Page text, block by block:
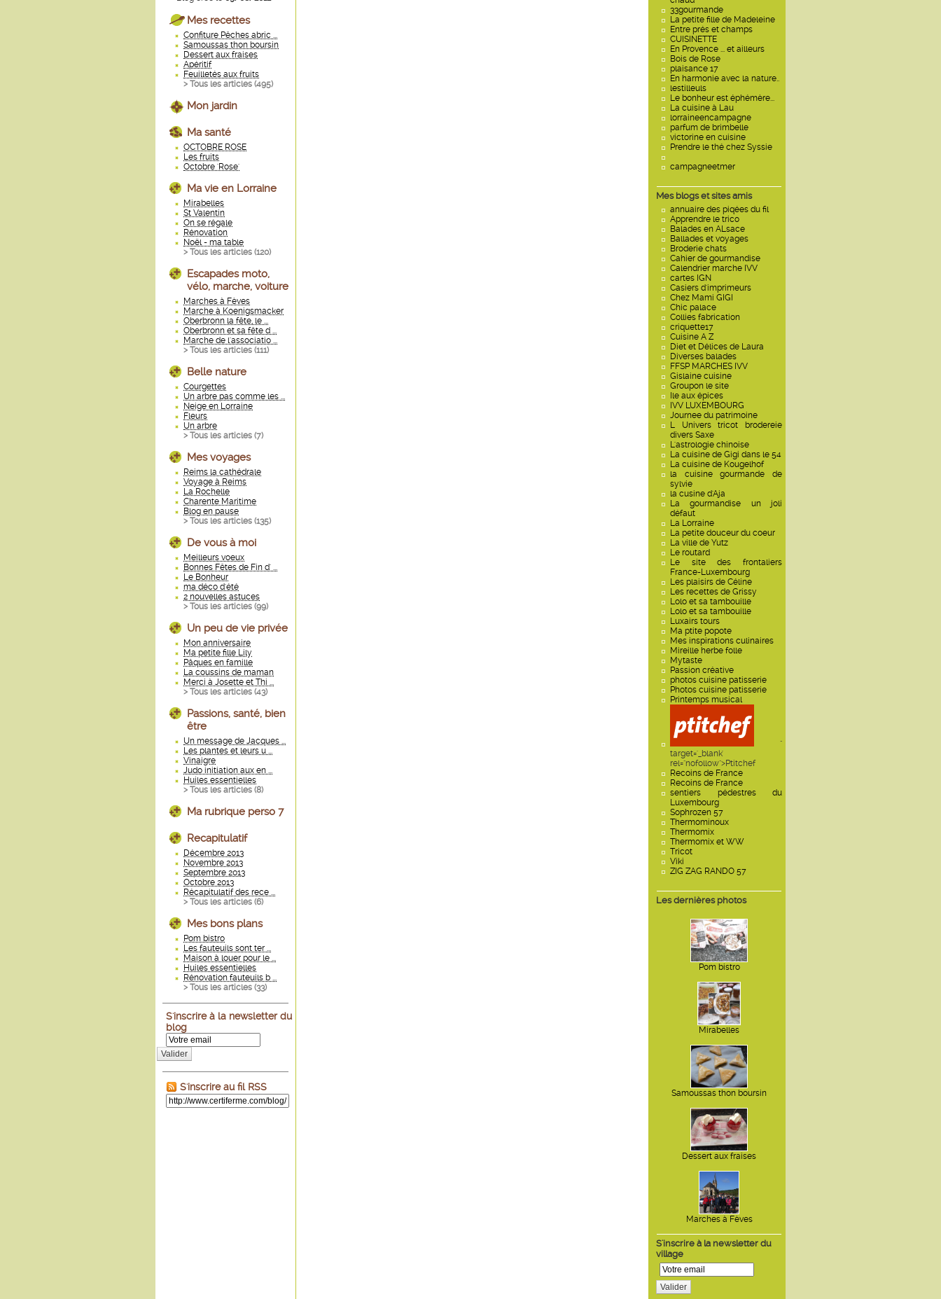
33gourmande
La petite fille de Madeleine
Entre prés et champs
CUISINETTE
En Provence ... et ailleurs
Bois de Rose
plaisance 17
En harmonie avec la nature..
lestilleuls
Le bonheur est éphémère...
La cuisine à Lau
lorraineencampagne
parfum de brimbelle
victorine en cuisine
Prendre le thé chez Syssie
campagneetmer
Mes blogs et sites amis
annuaire des piqées du fil
Apprendre le trico
Balades en ALsace
Ballades et voyages
Broderie chats
Cahier de gourmandise
Calendrier marche IVV
cartes IGN
Casiers d'imprimeurs
Chez Mami GIGI
Chic palace
Collies fabrication
criquette17
Cuisine A Z
Diet et Délices de Laura
Diverses balades
FFSP MARCHES IVV
Gislaine cuisine
Groupon le site
Ile aux épices
IVV LUXEMBOURG
Journee du patrimoine
L Univers tricot brodereie
divers Saxe
L'astrologie chinoise
La cuisine de Gigi dans le 54
La cuisine de Kougelhof
la cuisine gourmande de
sylvie
la cusine d'Aja
La gourmandise un joli
défaut
La Lorraine
La petite douceur du coeur
La ville de Yutz
Le routard
Le site des frontaliers
France-Luxembourg
Les plaisirs de Céline
Les recettes de Grissy
Lolo et sa tambouille
Lolo et sa tambouille
Luxairs tours
Ma ptite popote
Mes inspirations culinaires
Mireille herbe folle
Mytaste
Passion créative
photos cuisine patisserie
Photos cuisine patisserie
Printemps musical
"
target='_blank'
rel="nofollow">Ptitchef
Recoins de France
Recoins de France
sentiers pédestres du
Luxembourg
Sophrozen 57
Thermominoux
Thermomix
Thermomix et WW
Tricot
Viki
ZIG ZAG RANDO 57
Les dernières photos
Pom bistro
Mirabelles
Samoussas thon boursin
Dessert aux fraises
Marches à Fèves
S'inscrire à la newsletter du
village
Valider
Mes recettes
Confiture Pêches abric ...
Samoussas thon boursin
Dessert aux fraises
Apéritif
Feuilletés aux fruits
> Tous les articles (495)
Mon jardin
Ma santé
OCTOBRE ROSE
Les fruits
Octobre 'Rose'
Ma vie en Lorraine
Mirabelles
St Valentin
On se régale
Rénovation
Noël - ma table
> Tous les articles (120)
Escapades moto,
vélo, marche, voiture
Marches à Fèves
Marche à Koenigsmacker
Oberbronn la fête, le ...
Oberbronn et sa fête d ...
Marche de l'associatio ...
> Tous les articles (111)
Belle nature
Courgettes
Un arbre pas comme les ...
Neige en Lorraine
Fleurs
Un arbre
> Tous les articles (7)
Mes voyages
Reims la cathédrale
Voyage à Reims
La Rochelle
Charente Maritime
Blog en pause
> Tous les articles (135)
De vous à moi
Meilleurs voeux
Bonnes Fêtes de Fin d' ...
Le Bonheur
ma déco d'été
2 nouvelles astuces
> Tous les articles (99)
Un peu de vie privée
Mon anniversaire
Ma petite fille Lily
Pâques en famille
La coussins de maman
Merci à Josette et Thi ...
> Tous les articles (43)
Passions, santé, bien
être
Un message de Jacques ...
Les plantes et leurs u ...
Vinaigre
Judo initiation aux en ...
Huiles essentielles
> Tous les articles (8)
Ma rubrique perso 7
Recapitulatif
Décembre 2013
Novembre 2013
Septembre 2013
Octobre 2013
Récapitulatif des rece ...
> Tous les articles (6)
Mes bons plans
Pom bistro
Les fauteuils sont ter ...
Maison à louer pour le ...
Huiles essentielles
Rénovation fauteuils b ...
> Tous les articles (33)
S'inscrire à la newsletter du
blog
Valider
S'inscrire au fil RSS